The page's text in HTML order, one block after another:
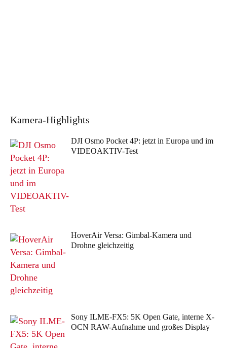
Kamera-Highlights
DJI Osmo Pocket 4P: jetzt in Europa und im
VIDEOAKTIV-Test
HoverAir Versa: Gimbal-Kamera und
Drohne gleichzeitig
Sony ILME-FX5: 5K Open Gate, interne X-
OCN RAW-Aufnahme und großes Display